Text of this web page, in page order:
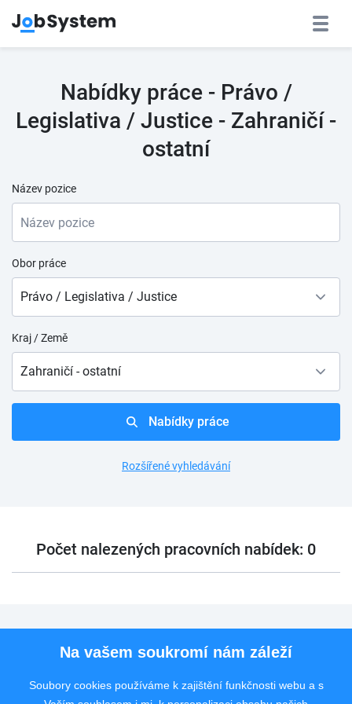
Nabídky práce - Právo /
Legislativa / Justice - Zahraničí -
ostatní
Název pozice
Obor práce
Právo / Legislativa / Justice
Kraj / Země
Zahraničí - ostatní
Nabídky práce
Rozšířené vyhledávání
Počet nalezených pracovních nabídek: 0
Pro uchazečeNa vašem soukromí nám záleží
Soubory cookies používáme k zajištění funkčnosti webu a s